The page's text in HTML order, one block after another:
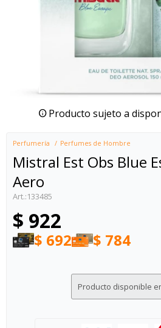
Producto sujeto a
Perfumería Perfumes de Hombre
Mistral Est Obs Blue
Aero
133485
$ 922
$ 692 $ 784
Producto disponible